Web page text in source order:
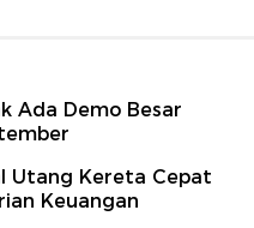
Ada Demo Besar
Utang Kereta Cepat
Keuangan